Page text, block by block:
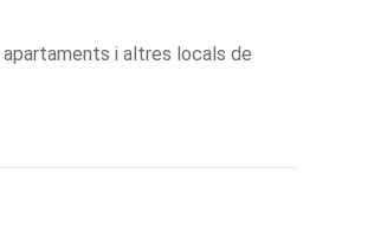
apartaments i altres locals de